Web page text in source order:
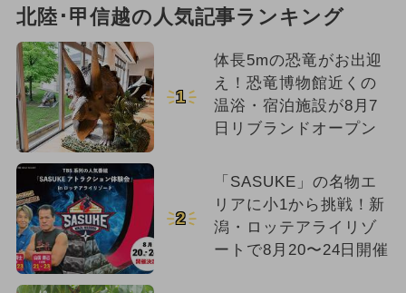
北陸･甲信越の人気記事ランキング
1
体長5mの恐竜がお出迎
え！恐竜博物館近くの
温浴・宿泊施設が8月7
日リブランドオープン
2
「SASUKE」の名物エ
リアに小1から挑戦！新
潟・ロッテアライリゾ
ートで8月20〜24日開催